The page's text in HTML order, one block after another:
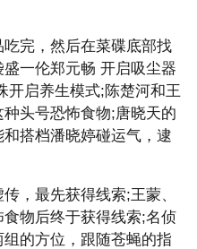
完，然后在菜碟底部找
一伦郑元畅 开启吸尘器
开启养生模式;陈楚河和王
头号恐怖食物;唐晓天的
搭档潘晓婷碰运气，逮
，最先获得线索;王蒙、
物后终于获得线索;名侦
的方位，跟随苍蝇的指